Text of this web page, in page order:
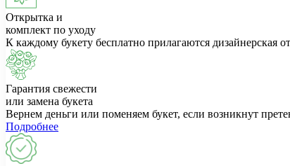
Открытка и
комплект по уходу
К каждому букету бесплатно прилагаются дизайнерская
Гарантия свежести
или замена букета
Вернем деньги или поменяем букет, если возникнут
Подробнее